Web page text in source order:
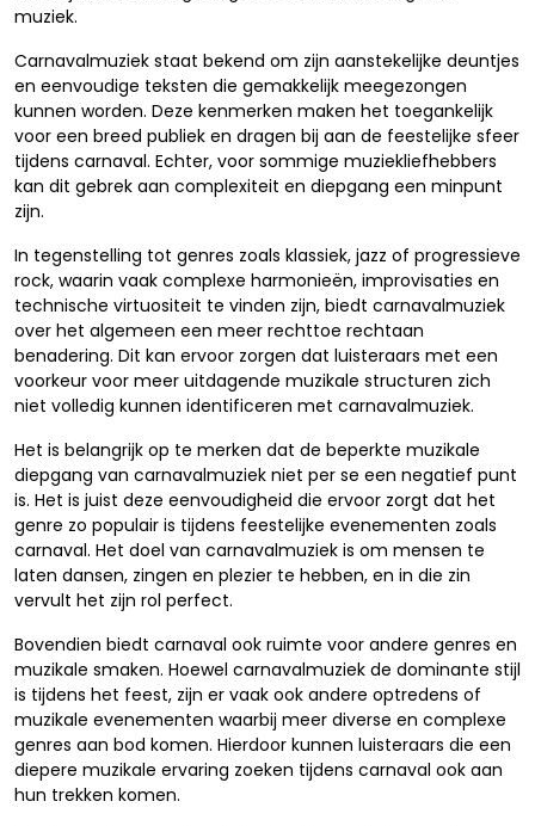
muziek.
Carnavalmuziek staat bekend om zijn aanstekelijke deuntjes
en eenvoudige teksten die gemakkelijk meegezongen
kunnen worden. Deze kenmerken maken het toegankelijk
voor een breed publiek en dragen bij aan de feestelijke sfeer
tijdens carnaval. Echter, voor sommige muziekliefhebbers
kan dit gebrek aan complexiteit en diepgang een minpunt
zijn.
In tegenstelling tot genres zoals klassiek, jazz of progressieve
rock, waarin vaak complexe harmonieën, improvisaties en
technische virtuositeit te vinden zijn, biedt carnavalmuziek
over het algemeen een meer rechttoe rechtaan
benadering. Dit kan ervoor zorgen dat luisteraars met een
voorkeur voor meer uitdagende muzikale structuren zich
niet volledig kunnen identificeren met carnavalmuziek.
Het is belangrijk op te merken dat de beperkte muzikale
diepgang van carnavalmuziek niet per se een negatief punt
is. Het is juist deze eenvoudigheid die ervoor zorgt dat het
genre zo populair is tijdens feestelijke evenementen zoals
carnaval. Het doel van carnavalmuziek is om mensen te
laten dansen, zingen en plezier te hebben, en in die zin
vervult het zijn rol perfect.
Bovendien biedt carnaval ook ruimte voor andere genres en
muzikale smaken. Hoewel carnavalmuziek de dominante stijl
is tijdens het feest, zijn er vaak ook andere optredens of
muzikale evenementen waarbij meer diverse en complexe
genres aan bod komen. Hierdoor kunnen luisteraars die een
diepere muzikale ervaring zoeken tijdens carnaval ook aan
hun trekken komen.